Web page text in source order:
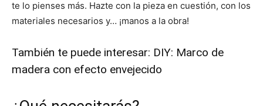
te lo pienses más. Hazte con la pieza en cuestión, con los
materiales necesarios y… ¡manos a la obra!
También te puede interesar: DIY: Marco de
madera con efecto envejecido